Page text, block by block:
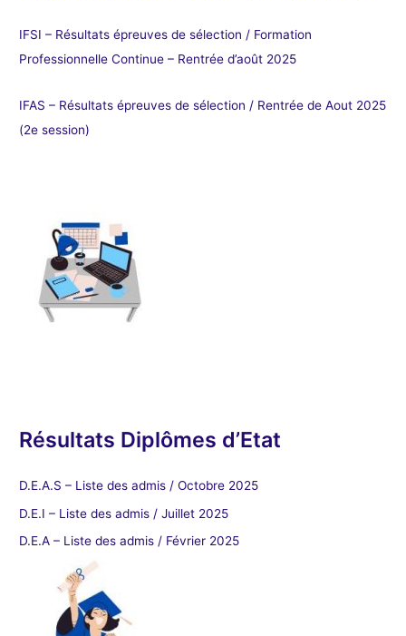
IFSI – Résultats épreuves de sélection / Formation
Professionnelle Continue – Rentrée d’août 2025
IFAS – Résultats épreuves de sélection / Rentrée de Aout 2025
(2e session)
Résultats Diplômes d’Etat
D.E.A.S – Liste des admis / Octobre 2025
D.E.I – Liste des admis / Juillet 2025
D.E.A – Liste des admis / Février 2025